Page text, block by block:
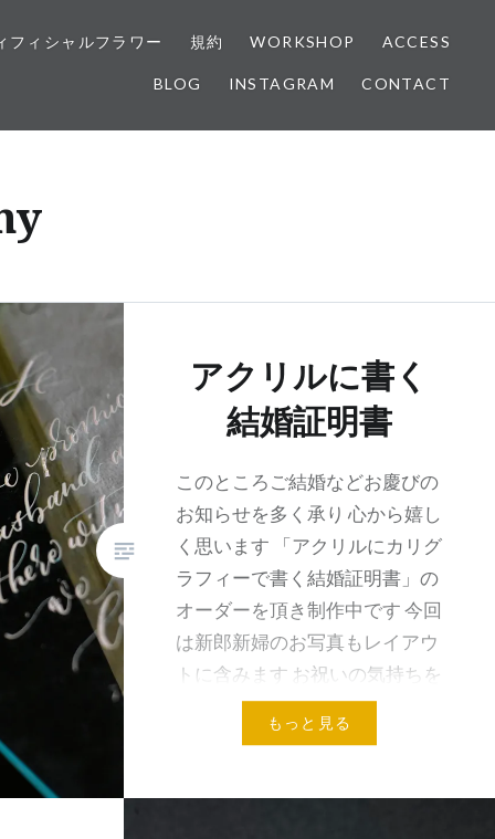
フィシャルフラワー 規約 WORKSHOP ACCESS
BLOG INSTAGRAM CONTACT
アクリルに書く
結婚証明書
このところご結婚などお慶びの
お知らせを多く承り 心から嬉し
く思います 「アクリルにカリグ
ラフィーで書く結婚証明書」の
オーダーを頂き制作中です 今回
は新郎新婦のお写真もレイアウ
トに含みます お祝いの気持ちを
込めて&#x1f…
もっと見る
メールアドレス